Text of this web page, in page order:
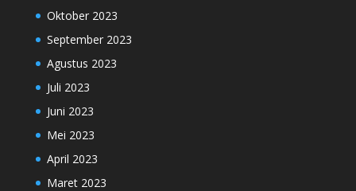
Oktober 2023
September 2023
Agustus 2023
Juli 2023
Juni 2023
Mei 2023
April 2023
Maret 2023